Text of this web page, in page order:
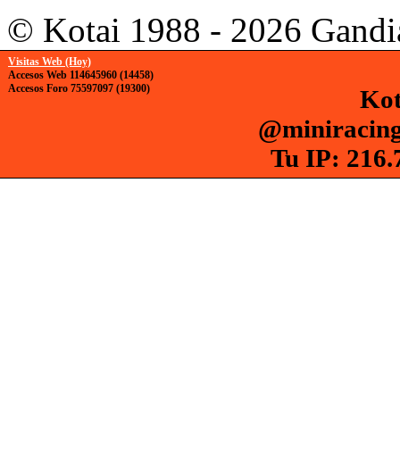
© Kotai 1988 - 2026
Visitas Web (Hoy)
Accesos Web 114645960 (14458)
Accesos Foro 75597097 (19300)
Tu IP: